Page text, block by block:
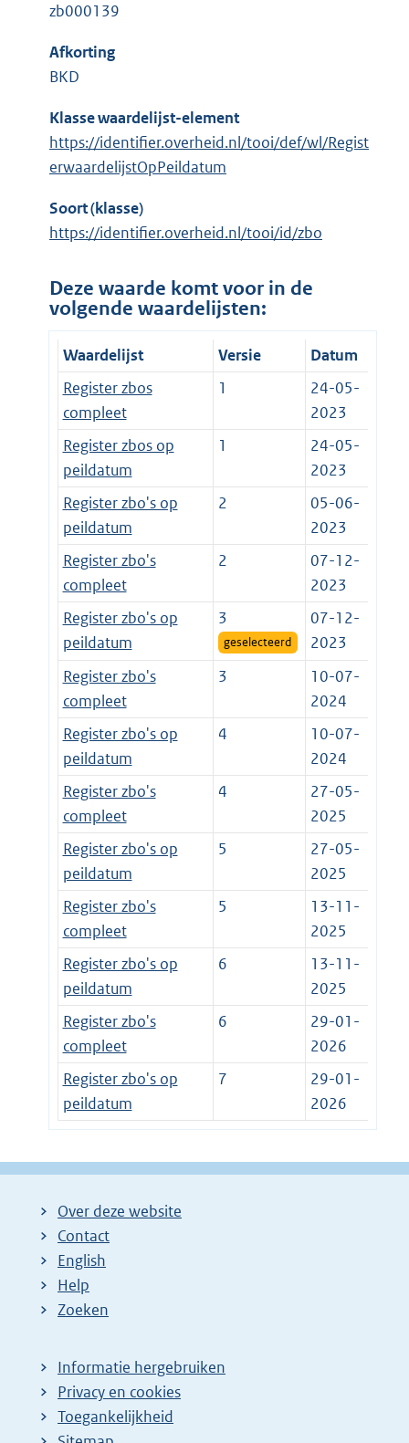
zb000139
Afkorting
BKD
Klasse waardelijst-element
https://identifier.overheid.nl/tooi/def/wl/Regist
erwaardelijstOpPeildatum
Soort (klasse)
https://identifier.overheid.nl/tooi/id/zbo
Deze waarde komt voor in de
volgende waardelijsten:
Waardelijst Versie
Datum
Register zbos
compleet
1
24-05-
2023
Register zbos op
peildatum
1
24-05-
2023
Register zbo's op
peildatum
2
05-06-
2023
Register zbo's
compleet
2
07-12-
2023
Register zbo's op
peildatum
3
geselecteerd
07-12-
2023
Register zbo's
compleet
3
10-07-
2024
Register zbo's op
peildatum
4
10-07-
2024
Register zbo's
compleet
4
27-05-
2025
Register zbo's op
peildatum
5
27-05-
2025
Register zbo's
compleet
5
13-11-
2025
Register zbo's op
peildatum
6
13-11-
2025
Register zbo's
compleet
6
29-01-
2026
Register zbo's op
peildatum
7
29-01-
2026
Over deze website
Contact
English
Help
Zoeken
Informatie hergebruiken
Privacy en cookies
Toegankelijkheid